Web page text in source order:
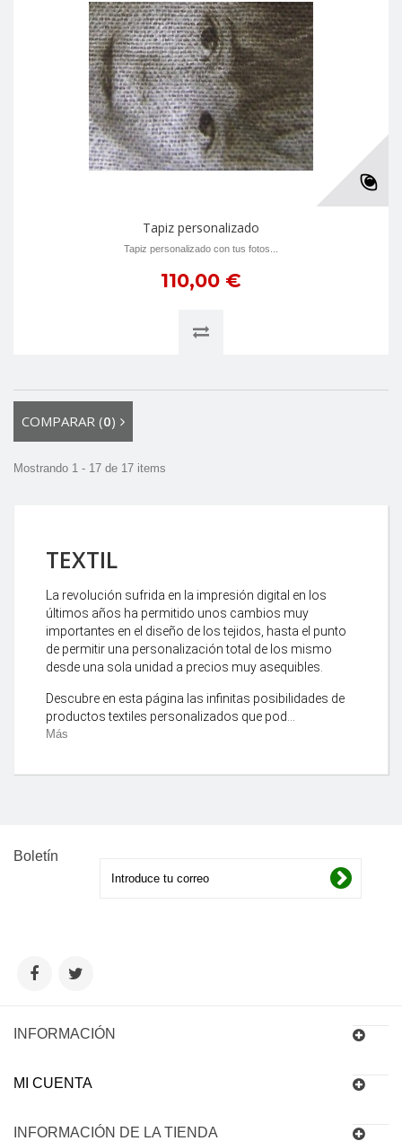
Tapiz personalizado
Tapiz personalizado con tus fotos...
110,00 €
COMPARAR (0)
Mostrando 1 - 17 de 17 items
TEXTIL
La revolución sufrida en la impresión digital en los
últimos años ha permitido unos cambios muy
importantes en el diseño de los tejidos, hasta el punto
de permitir una personalización total de los mismo
desde una sola unidad a precios muy asequibles.
Descubre en esta página las infinitas posibilidades de
productos textiles personalizados que pod...
Más
Boletín
INFORMACIÓN
MI CUENTA
INFORMACIÓN DE LA TIENDA